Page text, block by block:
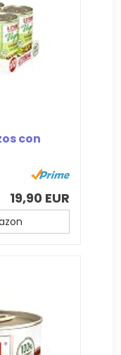
con
19,90 EUR